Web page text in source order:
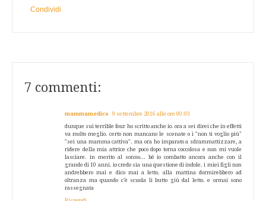
Condividi
7 commenti:
mammamedico 9 settembre 2016 alle ore 00:03
dunque sui terrible four ho scritto anche io. ora a sei direi che in effetti
va molto meglio. certo non mancano le scenate o i "non ti voglio più"
"sei una mamma cattiva". ma ora ho imparato a sdrammattizzare, a
ridere della mia attrice che poco dopo torna coccolosa e non mi vuole
lasciare. in merito al sonno... bè io combatto ancora anche con il
grande di 10 anni. io credo sia una questione di indole. i miei figli non
andrebbero mai e dico mai a letto. alla mattina dormirebbero ad
oltranza ma quando c'è scuola li butto giù dal letto. e ormai sono
rassegnata